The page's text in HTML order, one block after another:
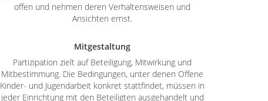
offen und nehmen deren Verhaltensweisen und
Ansichten ernst.
Mitgestaltung
Partizipation zielt auf Beteiligung, Mitwirkung und
Mitbestimmung. Die Bedingungen, unter denen Offene
Kinder- und Jugendarbeit konkret stattfindet, müssen in
jeder Einrichtung mit den Beteiligten ausgehandelt und